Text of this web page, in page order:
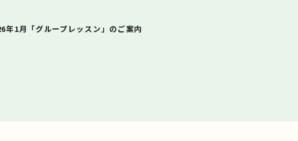
年1月「グループレッスン」のご案内